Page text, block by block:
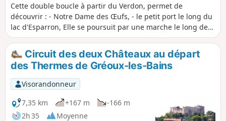
Cette double boucle à partir du Verdon, permet de
découvrir : - Notre Dame des Œufs, - le petit port le long du
lac d'Esparron, Elle se poursuit par une marche le long de
l'ancien canal avec un passage sur les rochers. Ensuite une
petite plage et un parcours le long de la berge du lac
jusqu'à l'entrée des gorges basses du Verdon Le retour se
fait par la montagne avec des vues aux lointains sur les
montagnes.
Circuit des deux Châteaux au départ
des Thermes de Gréoux-les-Bains
Visorandonneur
7,35 km
+167 m
-166 m
2h 35
Moyenne